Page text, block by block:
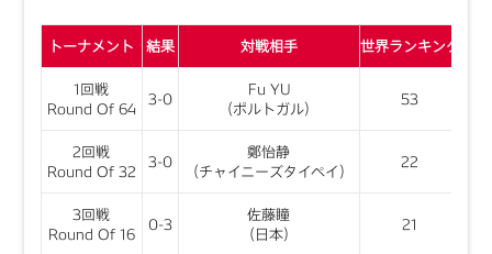
トーナメント 結果 対戦相手 世界ランキング
1回戦
Round Of 64
3-0
Fu YU
（ポルトガル）
53
2回戦
Round Of 32
3-0
鄭怡静
（チャイニーズタイペイ）
22
3回戦
Round Of 16
0-3
佐藤瞳
（日本）
21